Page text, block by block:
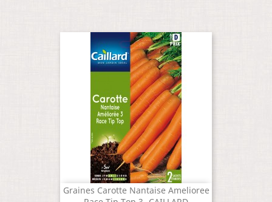
Graines Carotte Nantaise Amelioree